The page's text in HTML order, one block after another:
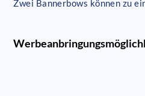
Zwei Bannerbows können zu